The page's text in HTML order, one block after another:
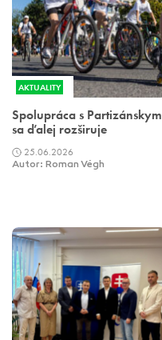
AKTUALITY
Spolupráca s Partizánskym
sa ďalej rozširuje
25.06.2026
Autor: Roman Végh